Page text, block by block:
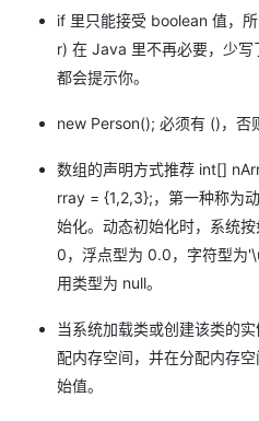
if 里只能接受 boolean 值，
r) 在 Java 里不再必要，少
都会提示你。
new Person(); 必须有 ()，否
数组的声明方式推荐 int[]
rray = {1,2,3};，第一种称为
始化。动态初始化时，系统
0，浮点型为 0.0，字符型为
用类型为 null。
当系统加载类或创建该类的
配内存空间，并在分配内存
始值。